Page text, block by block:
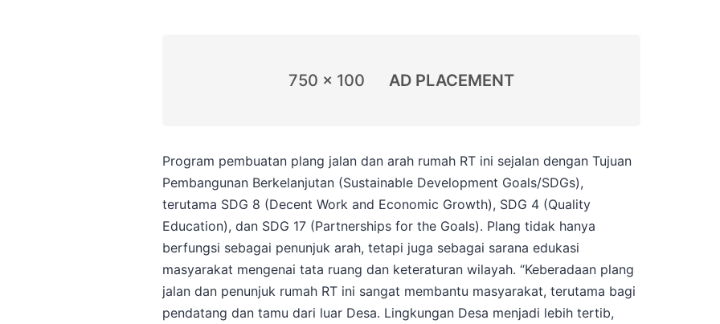
750 x 100 AD PLACEMENT
Program pembuatan plang jalan dan arah rumah RT ini sejalan dengan Tujuan
Pembangunan Berkelanjutan (Sustainable Development Goals/SDGs),
terutama SDG 8 (Decent Work and Economic Growth), SDG 4 (Quality
Education), dan SDG 17 (Partnerships for the Goals). Plang tidak hanya
berfungsi sebagai penunjuk arah, tetapi juga sebagai sarana edukasi
masyarakat mengenai tata ruang dan keteraturan wilayah. “Keberadaan plang
jalan dan penunjuk rumah RT ini sangat membantu masyarakat, terutama bagi
pendatang dan tamu dari luar Desa. Lingkungan Desa menjadi lebih tertib,